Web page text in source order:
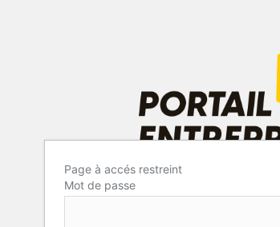
Page à accés restreint
Mot de passe